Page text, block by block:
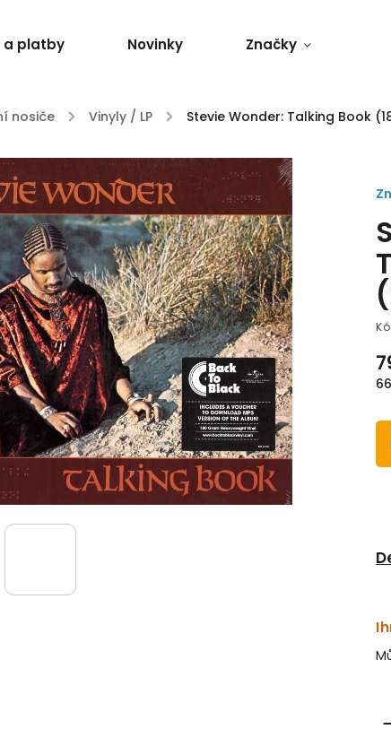
a platby Novinky Značky
nosiče / Vinyly / LP / Stevie Wonder: Talking Book